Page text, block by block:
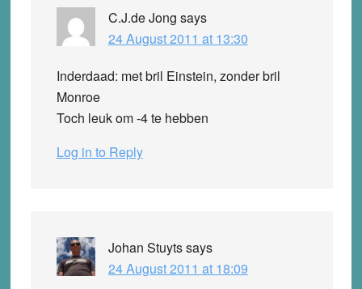
C.J.de Jong says
24 August 2011 at 13:30
Inderdaad: met bril Einstein, zonder bril
Monroe
Toch leuk om -4 te hebben
Log in to Reply
Johan Stuytssays
24 August 2011 at 18:09